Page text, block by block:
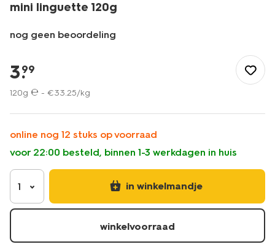
mini linguette 120g
nog geen beoordeling
drinken/snacks/borrelhapjes/mini-
linguette-
120g-
3.
99
120g ℮ - €33.25/kg
online nog 12 stuks op voorraad
voor 22:00 besteld, binnen 1-3 werkdagen in huis
1 in winkelmandje
winkelvoorraad